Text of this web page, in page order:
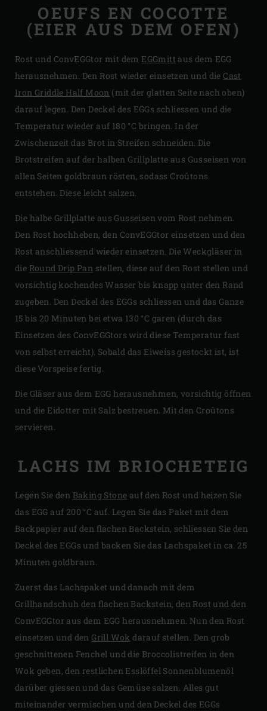
OEUFS EN COCOTTE
(EIER AUS DEM OFEN)
Rost und ConvEGGtor mit demEGGmitt aus dem EGG
herausnehmen. Den Rost wieder einsetzen und dieCast
Iron Griddle Half Moon (mit der glatten Seite nach oben)
darauf legen. Den Deckel des EGGs schliessen und die
Temperatur wieder auf 180 °C bringen. In der
Zwischenzeit das Brot in Streifen schneiden. Die
Brotstreifen auf der halben Grillplatte aus Gusseisen von
allen Seiten goldbraun rösten, sodass Croûtons
entstehen. Diese leicht salzen.
Die halbe Grillplatte aus Gusseisen vom Rost nehmen.
Den Rost hochheben, den ConvEGGtor einsetzen und den
Rost anschliessend wieder einsetzen. Die Weckgläser in
die Round Drip Pan stellen, diese auf den Rost stellen und
vorsichtig kochendes Wasser bis knapp unter den Rand
zugeben. Den Deckel des EGGs schliessen und das Ganze
15 bis 20 Minuten bei etwa 130 °C garen (durch das
Einsetzen des ConvEGGtors wird diese Temperatur fast
von selbst erreicht). Sobald das Eiweiss gestockt ist, ist
diese Vorspeise fertig.
Die Gläser aus dem EGG herausnehmen, vorsichtig öffnen
und die Eidotter mit Salz bestreuen. Mit den Croûtons
servieren.
LACHS IM BRIOCHETEIG
Legen Sie den Baking Stone auf den Rost und heizen Sie
das EGG auf 200 °C auf. Legen Sie das Paket mit dem
Backpapier auf den flachen Backstein, schliessen Sie den
Deckel des EGGs und backen Sie das Lachspaket in ca. 25
Minuten goldbraun.
Zuerst das Lachspaket und danach mit dem
Grillhandschuh den flachen Backstein, den Rost und den
ConvEGGtor aus dem EGG herausnehmen. Nun den Rost
einsetzen und denGrill Wok darauf stellen. Den grob
geschnittenen Fenchel und die Broccolistreifen in den
Wok geben, den restlichen Esslöffel Sonnenblumenöl
darüber giessen und das Gemüse salzen. Alles gut
miteinander vermischen und den Deckel des EGGs